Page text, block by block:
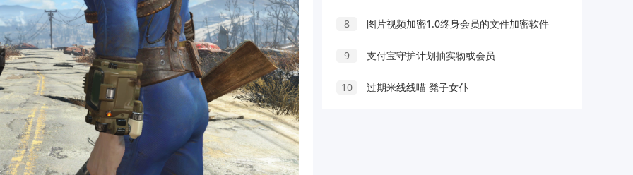
8 图片视频加密1.0终身会员的文件加密软件
9 支付宝守护计划抽实物或会员
10 过期米线线喵 凳子女仆